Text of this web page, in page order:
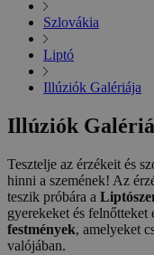
Szlovákia
Liptó
Illúziók Galériája
Illúziók
Tesztelje az érzékeit és
hinni a szemének! Az
teszik próbára a
gyerekeket és
festmények, amelyeket
valójában.